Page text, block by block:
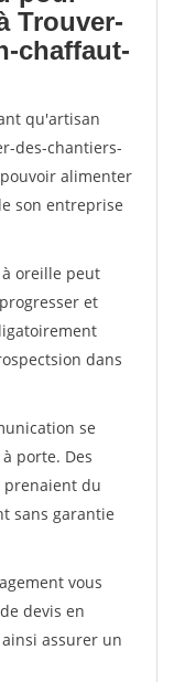
Trouver-
chaffaut-
qu'artisan
des-chantiers-
alimenter
son entreprise
oreille peut
et
dans
se
porte. Des
prenaient du
sans garantie
vous
devis en
assurer un